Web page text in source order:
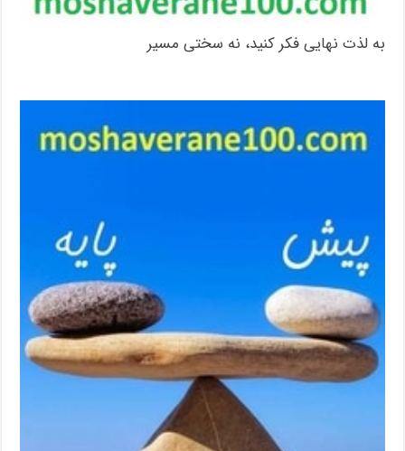
به لذت نهایی فکر کنید، نه سختی مسیر